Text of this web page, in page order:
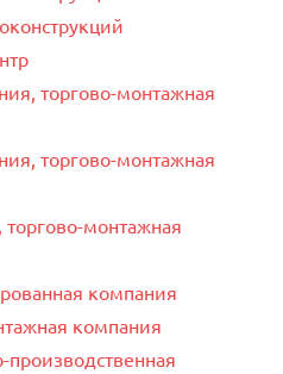
торгово-монтажная
торгово-монтажная
монтажная
компания
компания
производственная